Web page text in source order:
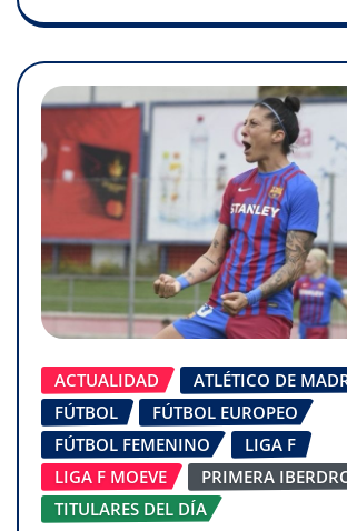
ACTUALIDAD
ATLÉTICO DE
FÚTBOL
FÚTBOL EUROPEO
FÚTBOL FEMENINO
LIGA F
LIGA F MOEVE
PRIMERA
TITULARES DEL DÍA